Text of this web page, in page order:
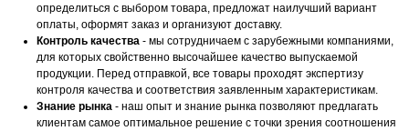
определиться с выбором товара, предложат наилучший вариант
оплаты, оформят заказ и организуют доставку.
Контроль качества - мы сотрудничаем с зарубежными компаниями,
для которых свойственно высочайшее качество выпускаемой
продукции. Перед отправкой, все товары проходят экспертизу
контроля качества и соответствия заявленным характеристикам.
Знание рынка - наш опыт и знание рынка позволяют предлагать
клиентам самое оптимальное решение с точки зрения соотношения